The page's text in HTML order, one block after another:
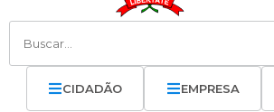
Buscar...
CIDADÃO EMPRESA